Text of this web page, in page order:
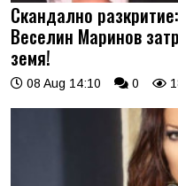
Скандално
Веселин Маринов
земя!
08 Aug 14:10 0